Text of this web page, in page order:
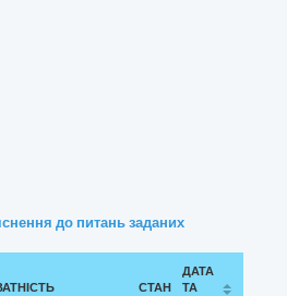
до питань заданих
СТАН
ДАТА
ТА